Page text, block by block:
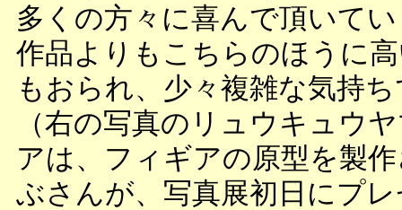
多くの方々に喜んで頂いて
作品よりもこちらのほうに
もおられ、少々複雑な気持
（右の写真のリュウキュウ
アは、フィギアの原型を製
ぶさんが、写真展初日にプ